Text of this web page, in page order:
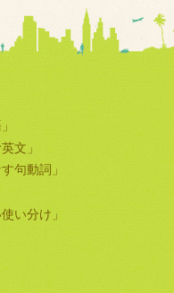
文」
句動詞」
い分け」